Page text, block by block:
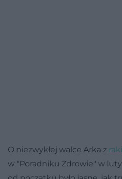
O niezwykłej walce Arka z
w "Poradniku Zdrowie" w